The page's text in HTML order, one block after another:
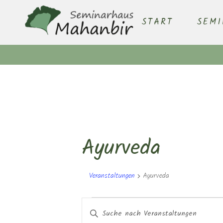
START
Ayurveda
Veranstaltungen Ayurveda
Veranstaltungen
Veranstaltungen
Bitte